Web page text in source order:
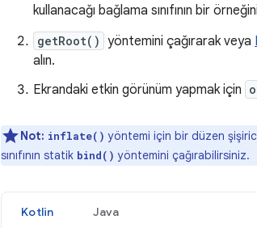
kullanacağı bağlama sınıfının bir
getRoot() yöntemini çağırarak veya
alın.
Ekrandaki etkin görünüm yapmak için
Not: inflate() yöntemi için bir düzen
sınıfının statik bind() yöntemini çağırabilirsiniz.
Kotlin Java